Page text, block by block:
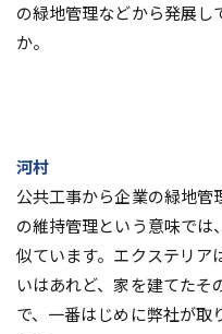
の緑地管理などから発展
か。
河村
公共工事から企業の緑地
の維持管理という意味では
似ています。エクステリア
いはあれど、家を建てたそ
で、一番はじめに弊社が取